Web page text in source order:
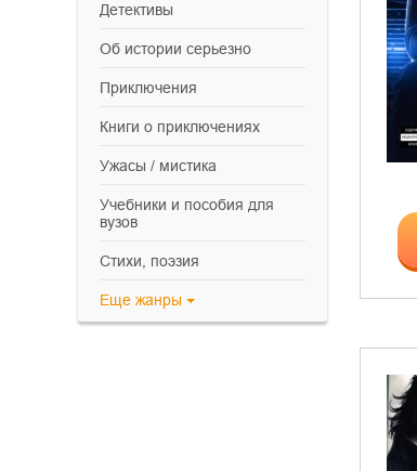
детективы
об истории серьезно
приключения
книги о приключениях
ужасы / мистика
учебники и пособия для
вузов
cтихи, поэзия
Еще жанры